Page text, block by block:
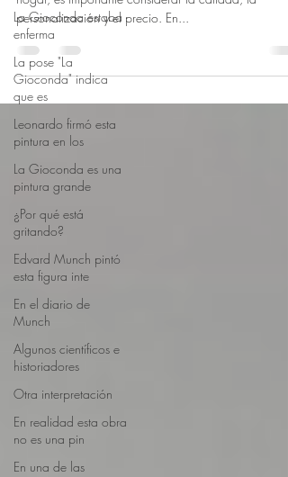
La Gioconda estaba
enferma
La pose "La
Gioconda" indica
que es
Leonardo firmó esta
pintura en los
La Gioconda es una
pintura grande
¿Por qué está
gritando?
Edvard Munch pintó
esta figura inte
En el diario de
Munch
Algunos científicos e
historiadores
Otra interpretación
En realidad esta obra
no es una pin
En una de las
Cuando se trata de elegir el espejo perfecto para tu
hogar, es importante considerar la calidad, la
personalización y el precio. En...